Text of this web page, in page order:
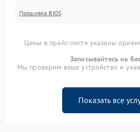
Прошивка BIOS
Цены в прайс-листе указаны
Записывайтесь на
Мы проверим ваше устройство и
Показать все